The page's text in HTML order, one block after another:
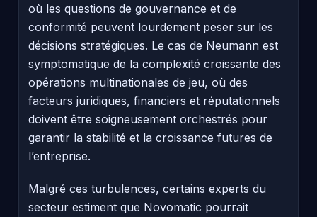
où les questions de gouvernance et de
conformité peuvent lourdement peser sur les
décisions stratégiques. Le cas de Neumann est
symptomatique de la complexité croissante des
opérations multinationales de jeu, où des
facteurs juridiques, financiers et réputationnels
doivent être soigneusement orchestrés pour
garantir la stabilité et la croissance futures de
l’entreprise.
Malgré ces turbulences, certains experts du
secteur estiment que Novomatic pourrait